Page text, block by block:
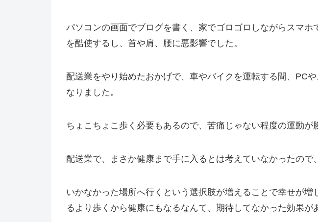
パソコンの画面でブログを書く、家でゴロゴロしながらスマ
を酷使するし、首や肩、腰に悪影響でした。
配送業をやり始めたおかげで、車やバイクを運転する間、PC
なりました。
ちょこちょこ歩く必要もあるので、苦痛じゃない程度の運動が
配送業で、まさか健康まで手に入るとは考えていなかったので
いかなかった場所へ行くという選択肢が増えることで幸せが
るより歩くから健康にもなるなんて、期待してなかった効果